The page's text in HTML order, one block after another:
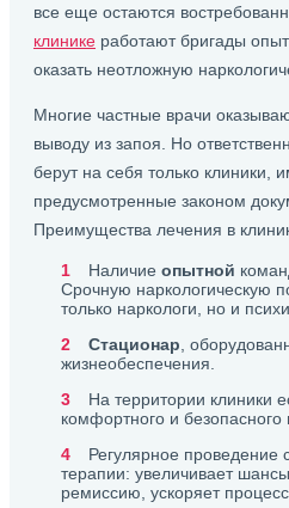
все еще остаются
клинике работают бригады
оказать неотложную
Многие частные врачи
выводу из запоя. Но
берут на себя только клиники,
предусмотренные законом
Преимущества лечения в
Наличие опытной
Срочную наркологическую
только наркологи, но и
Стационар ,
жизнеобеспечения.
На территории клиники
комфортного и безопасного
Регулярное проведение
терапии: увеличивает
ремиссию, ускоряет